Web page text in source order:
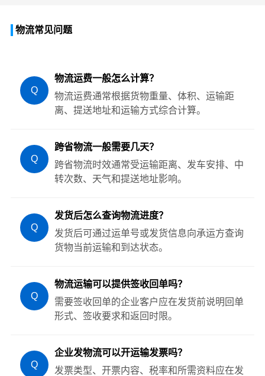
物流常见问题
Q
物流运费一般怎么计算？
物流运费通常根据货物重量、体积、运输距
离、提送地址和运输方式综合计算。
Q
跨省物流一般需要几天？
跨省物流时效通常受运输距离、发车安排、中
转次数、天气和提送地址影响。
Q
发货后怎么查询物流进度？
发货后可通过运单号或发货信息向承运方查询
货物当前运输和到达状态。
Q
物流运输可以提供签收回单吗？
需要签收回单的企业客户应在发货前说明回单
形式、签收要求和返回时限。
Q
企业发物流可以开运输发票吗？
发票类型、开票内容、税率和所需资料应在发